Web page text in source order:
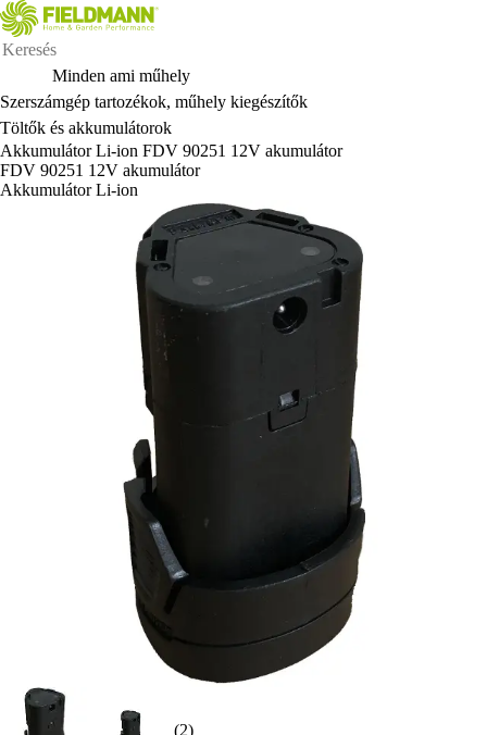
Minden ami műhely
Szerszámgép tartozékok, műhely kiegészítők
Töltők és akkumulátorok
Akkumulátor Li-ion FDV 90251 12V akumulátor
FDV 90251 12V akumulátor
Akkumulátor Li-ion
(2)